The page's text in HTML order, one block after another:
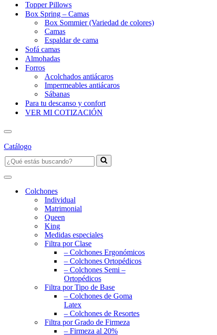
Topper Pillows
Box Spring – Camas
Box Sommier (Variedad de colores)
Camas
Espaldar de cama
Sofá camas
Almohadas
Forros
Acolchados antiácaros
Impermeables antiácaros
Sábanas
Para tu descanso y confort
VER MI COTIZACIÓN
Menú
de
navegación
Catálogo
Buscar...
Menú
navegaciónColchones
Individual
Matrimonial
Queen
King
Medidas especiales
Filtra por Clase
– Colchones Ergonómicos
– Colchones Ortopédicos
– Colchones Semi –
Ortopédicos
Filtra por Tipo de Base
– Colchones de Goma
Latex
– Colchones de Resortes
Filtra por Grado de Firmeza
– Firmeza al 20%